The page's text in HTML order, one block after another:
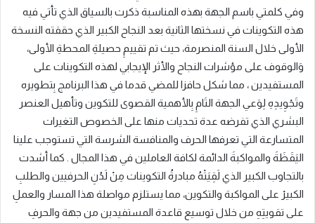
وفي كلمتي باسم الجهة بهذه المناسبة ذكرت بالسياق الذي تأتي فيه
هذه التكوينات في نسختها الثانية بعد النجاح الكبير الذي حققته النسخة
الأولى خلال السنة المنصرمة، حيث تم تقييمِ حصيلةِ المحطةِ الأولى،
وَالوقوف على مؤشرات النجاح والأثر الإيجابي لهذه التكوينات على
المستفيدين ، مما شكل حافزا للمضي قدما في هذا البرنامج بِتطويره
وتَجْوِيدِهِ لِوَعي الجهة التَامِ بِالأهمية القصوى للتكوين وتأهيل العنصر
البشري الذي تفرضه عدة تحديات منها على الخصوص التغيرات
المتسارعة التي تعرفها الحرف والمنافسة الشرسة التي تستوجب علينا
اليَقَظَةَ والمواكبةَ الدائمة لكافة العاملين في هذا المجال . كما أشدت
بالتجاوب الكبير الذي لَقِيَتْهُ مبادرةُ التكوينات مِنْ لَدُنِ الحرفيين والطلبِ
الكبيرْ على المواكبة والتكوين، مما يستلزم مواصلة هذا المسار والعملِ
على تقويتِهِ من خلال توسيع قاعدة المستفيدين من جهة والحرفِ